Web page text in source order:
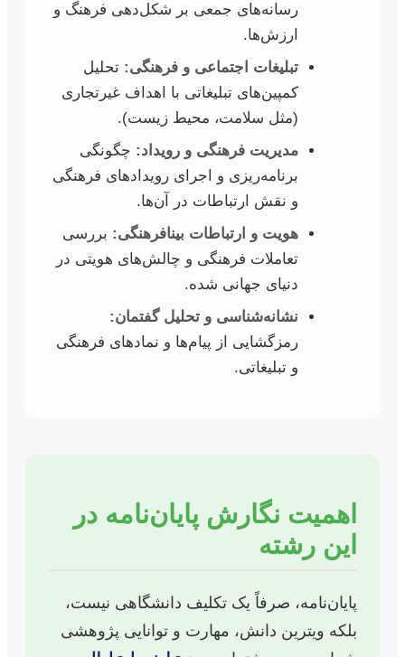
رسانه‌های جمعی بر شکل‌دهی فرهنگ و
ارزش‌ها.
تبلیغات اجتماعی و فرهنگی: تحلیل
کمپین‌های تبلیغاتی با اهداف غیرتجاری
(مثل سلامت، محیط زیست).
مدیریت فرهنگی و رویداد: چگونگی
برنامه‌ریزی و اجرای رویدادهای فرهنگی
و نقش ارتباطات در آن‌ها.
هویت و ارتباطات بینافرهنگی: بررسی
تعاملات فرهنگی و چالش‌های هویتی در
دنیای جهانی شده.
نشانه‌شناسی و تحلیل گفتمان:
رمزگشایی از پیام‌ها و نمادهای فرهنگی
و تبلیغاتی.
اهمیت نگارش پایان‌نامه در
این رشته
پایان‌نامه، صرفاً یک تکلیف دانشگاهی نیست،
بلکه ویترین دانش، مهارت و توانایی پژوهشی